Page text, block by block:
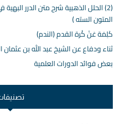
(2) الحلل الذهبية شرح متن الدرر
المتون السته )
كَلِمَة عَنْ كُرة القدم (الندم)
ثناء ودفاع عن الشيخ عبد الله بن
بعض فوائد الدورات العلمية